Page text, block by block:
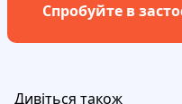
Спробуйте в
Дивіться також